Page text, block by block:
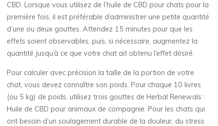
CBD. Lorsque vous utilisez de l’huile de CBD pour chats pour la
première fois, il est préférable d’administrer une petite quantité
d’une ou deux gouttes. Attendez 15 minutes pour que les
effets soient observables, puis, si nécessaire, augmentez la
quantité jusqu’à ce que votre chat ait obtenu l’effet désiré.
Pour calculer avec précision la taille de la portion de votre
chat, vous devez connaître son poids. Pour chaque 10 livres
(ou 5 kg) de poids, utilisez trois gouttes de Herbal Renewals :
Huile de CBD pour animaux de compagnie. Pour les chats qui
ont besoin d’un soulagement durable de la douleur, du stress